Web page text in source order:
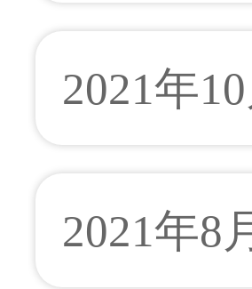
2021年
2021年8